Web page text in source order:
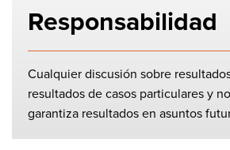
Responsabilidad
Cualquier discusión sobre
resultados de casos particulares y
garantiza resultados en asuntos